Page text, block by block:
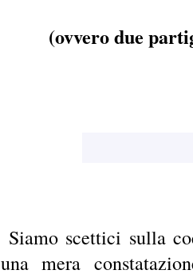
(ovvero due
Siamo scettici sulla
una mera